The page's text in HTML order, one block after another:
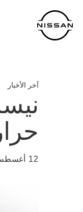
المحتوى
الرئيسي
آخر الأخبار
12 أغسطس 2024